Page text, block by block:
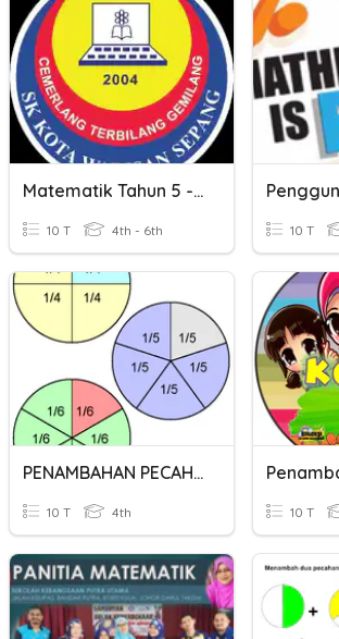
Matematik Tahun 5 - Penambahan Unit Masa
10 T 4th - 6th 10 T
PENAMBAHAN PECAHAN
10 T 4th 10 T